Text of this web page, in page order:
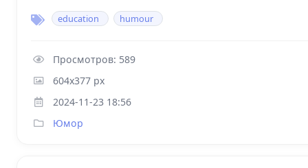
education humour
Просмотров: 589
604x377 px
2024-11-23 18:56
Юмор